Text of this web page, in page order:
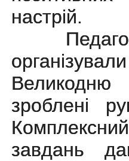
настрій.
Педагоги
Великодню
зроблені
завдань